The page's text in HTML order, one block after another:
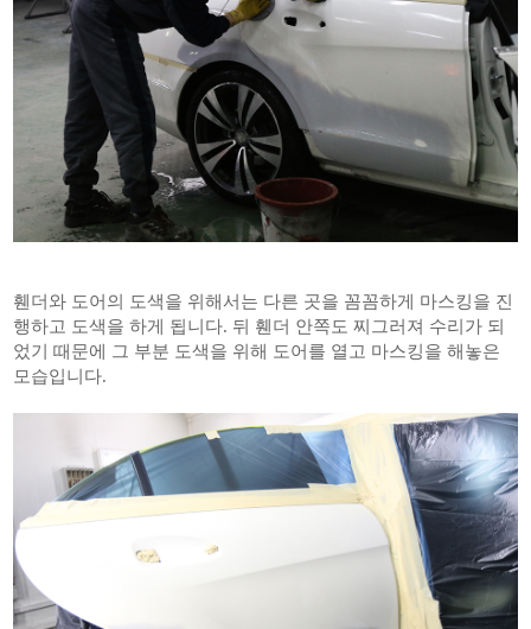
휀더와 도어의 도색을 위해서는 다른 곳을 꼼꼼하게 마스킹을 진
행하고 도색을 하게 됩니다. 뒤 휀더 안쪽도 찌그러져 수리가 되
었기 때문에 그 부분 도색을 위해 도어를 열고 마스킹을 해놓은
모습입니다.